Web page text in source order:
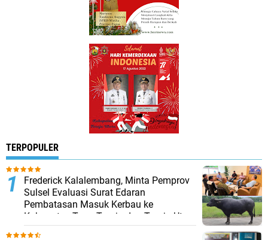
TERPOPULER
Frederick Kalalembang, Minta Pemprov
Sulsel Evaluasi Surat Edaran
Pembatasan Masuk Kerbau ke
Kabupaten Tana Toraja dan Toraja Utara